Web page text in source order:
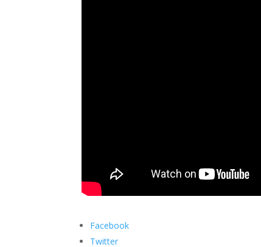
Facebook
Twitter